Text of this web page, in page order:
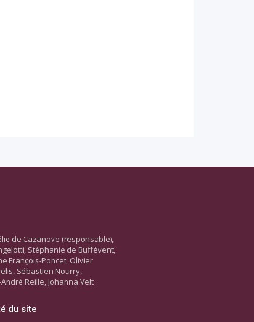
de Cazanove (responsable),
Stéphanie de Buffévent,
François-Poncet, Olivier
Sébastien Nourry,
Reille, Johanna Velt
du site